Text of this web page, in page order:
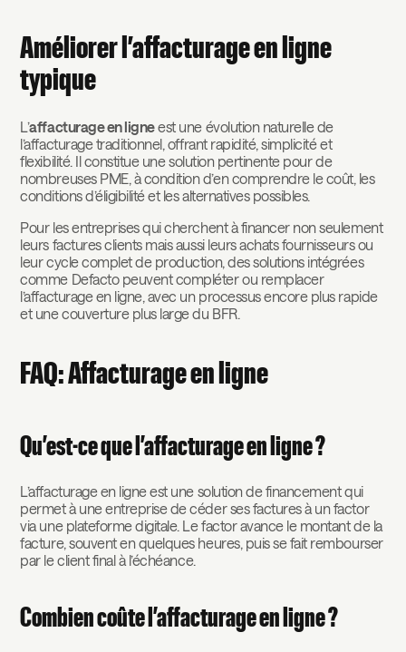
Améliorer l’affacturage en ligne
typique
L’affacturage en ligneest une évolution naturelle de
l’affacturage traditionnel, offrant rapidité, simplicité et
flexibilité. Il constitue une solution pertinente pour de
nombreuses PME, à condition d’en comprendre le coût, les
conditions d’éligibilité et les alternatives possibles.
Pour les entreprises qui cherchent à financer non seulement
leurs factures clients mais aussi leurs achats fournisseurs ou
leur cycle complet de production, des solutions intégrées
comme Defacto peuvent compléter ou remplacer
l’affacturage en ligne, avec un processus encore plus rapide
et une couverture plus large du BFR.
FAQ: Affacturage en ligne
Qu’est-ce que l’affacturage en ligne ?
L’affacturage en ligne est une solution de financement qui
permet à une entreprise de céder ses factures à un factor
via une plateforme digitale. Le factor avance le montant de la
facture, souvent en quelques heures, puis se fait rembourser
par le client final à l’échéance.
Combien coûte l’affacturage en ligne ?